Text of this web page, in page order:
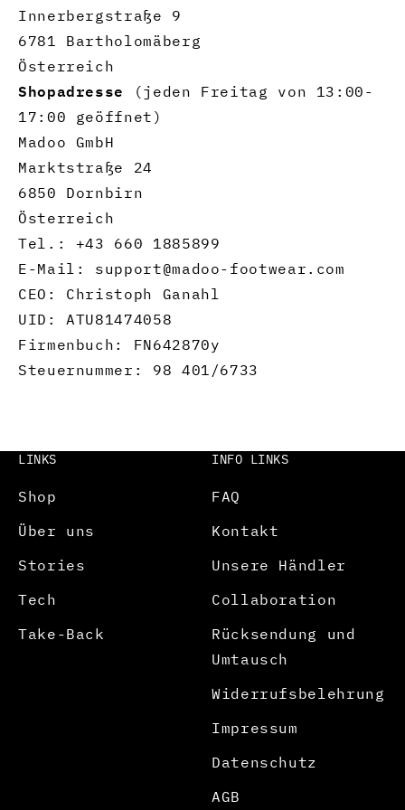
Innerbergstraße 9
6781 Bartholomäberg
Österreich
Shopadresse
(jeden Freitag von 13:00-
17:00 geöffnet)
Madoo GmbH
Marktstraße 24
6850 Dornbirn
Österreich
Tel.: +43 660 1885899
E-Mail: support@madoo-footwear.com
CEO: Christoph Ganahl
UID: ATU81474058
Firmenbuch: FN642870y
Steuernummer: 98 401/6733
LINKS
Shop
Über uns
Stories
Tech
Take-Back
INFO LINKS
FAQ
Kontakt
Unsere Händler
Collaboration
Rücksendung und
Umtausch
Widerrufsbelehrung
Impressum
Datenschutz
AGB